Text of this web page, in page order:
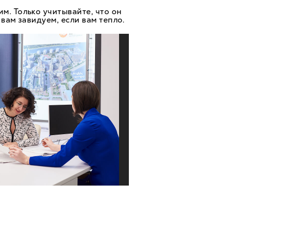
Только учитывайте, что он
завидуем, если вам тепло.